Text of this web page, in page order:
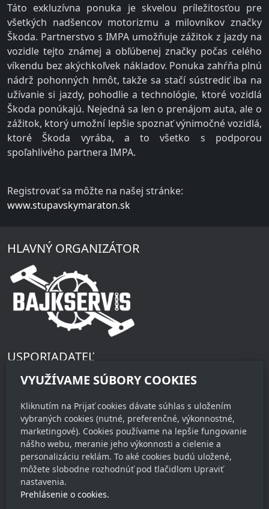
Táto exkluzívna ponuka je skvelou príležitosťou pre
všetkých nadšencov motorizmu a milovníkov značky
Škoda. Partnerstvo s IMPA umožňuje zážitok z jazdy na
vozidle tejto známej a obľúbenej značky počas celého
víkendu bez akýchkoľvek nákladov. Ponuka zahŕňa plnú
nádrž pohonných hmôt, takže sa stačí sústrediť iba na
užívanie si jazdy, pohodlie a technológie, ktoré vozidlá
Škoda ponúkajú. Nejedná sa len o prenájom auta, ale o
zážitok, ktorý umožní lepšie spoznať výnimočné vozidlá,
ktoré Škoda vyrába, a to všetko s podporou
spoľahlivého partnera IMPA.
Registrovať sa môžte na našej stránke:
www.stupavskymaraton.sk
HLAVNÝ ORGANIZÁTOR
USPORIADATEĽ
Občianske združenie Maratón
900 33 Marianka
KONTAKT
riaditeľ pretekov
Juraj Jánošík
info@stupavskymaraton.sk
VYUŽÍVAME SÚBORY COOKIES
Kliknutím na Prijať cookies dávate súhlas s uložením
vybraných cookies (nutné, preferenčné, výkonnostné,
marketingové). Cookies používame na lepšie fungovanie
nášho webu, meranie jeho výkonnosti a cielenie a
personalizáciu reklám. To aké cookies budú uložené,
môžete slobodne rozhodnúť pod tlačidlom Upraviť
nastavenia.
Prehlásenie o cookies.